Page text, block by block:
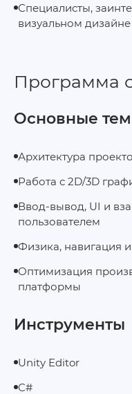
Специалисты,
визуальном
Программа
Основные
Архитектура
Работа с 2D/3D
Ввод-вывод, UI и
пользователем
Физика, навигация
Оптимизация
платформы
Инструменты
Unity Editor
C#